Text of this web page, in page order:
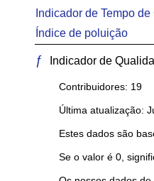
Indicador de Tempo de
Índice de poluição
ƒ Indicador de
Contribuidores: 19
Última atualização:
Estes dados são
Se o valor é 0,